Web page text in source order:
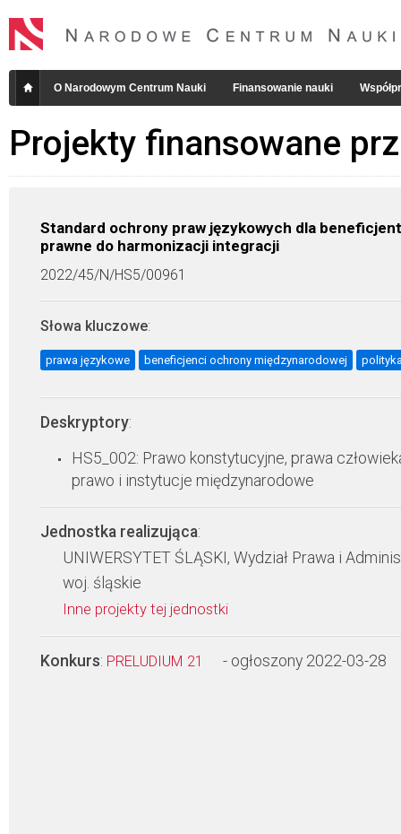
O Narodowym Centrum Nauki Finansowanie nauki
Projekty finansowane
Standard ochrony praw językowych dla
prawne do harmonizacji integracji
2022/45/N/HS5/00961
Słowa kluczowe:
prawa językowe beneficjenci ochrony międzynarodowej
Deskryptory:
HS5_002: Prawo konstytucyjne, prawa
prawo i instytucje międzynarodowe
Jednostka realizująca:
UNIWERSYTET ŚLĄSKI, Wydział Prawa i
woj. śląskie
Inne projekty tej jednostki
Konkurs: PRELUDIUM 21 - ogłoszony 2022-03-28